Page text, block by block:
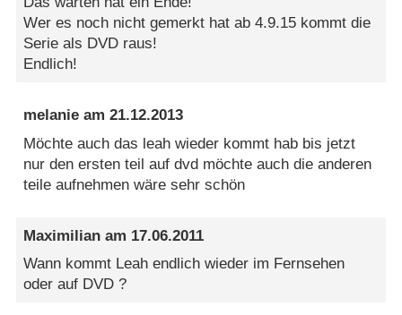
Wer es noch nicht gemerkt hat ab 4.9.15 kommt die
Serie als DVD raus!
Endlich!
melanie am21.12.2013
Möchte auch das leah wieder kommt hab bis jetzt
nur den ersten teil auf dvd möchte auch die anderen
teile aufnehmen wäre sehr schön
Maximilian am 17.06.2011
Wann kommt Leah endlich wieder im Fernsehen
oder auf DVD ?